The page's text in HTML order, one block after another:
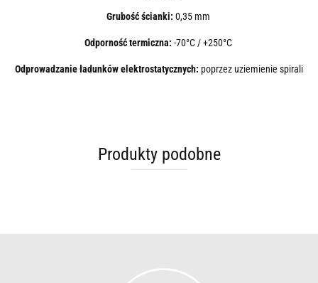
Grubość ścianki: 0,35 mm
Odporność termiczna: -70°C / +250°C
Odprowadzanie ładunków elektrostatycznych: poprzez uziemienie spirali
Produkty podobne